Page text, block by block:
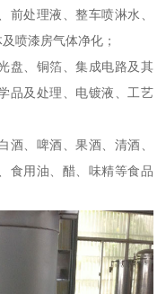
前处理液、整车喷淋水、
喷漆房气体净化；
盘、铜箔、集成电路及其
品及处理、电镀液、工艺
酒、啤酒、果酒、清酒、
食用油、醋、味精等食品